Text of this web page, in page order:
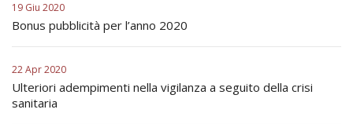
19 Giu 2020
Bonus pubblicità per l’anno 2020
22 Apr 2020
Ulteriori adempimenti nella vigilanza a seguito della crisi
sanitaria